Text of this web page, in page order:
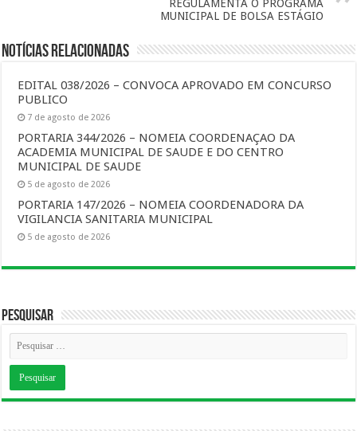
REGULAMENTA O PROGRAMA
MUNICIPAL DE BOLSA ESTÁGIO
Notícias Relacionadas
EDITAL 038/2026 – CONVOCA APROVADO EM CONCURSO
PUBLICO
7 de agosto de 2026
PORTARIA 344/2026 – NOMEIA COORDENAÇAO DA
ACADEMIA MUNICIPAL DE SAUDE E DO CENTRO
MUNICIPAL DE SAUDE
5 de agosto de 2026
PORTARIA 147/2026 – NOMEIA COORDENADORA DA
VIGILANCIA SANITARIA MUNICIPAL
5 de agosto de 2026
Pesquisar